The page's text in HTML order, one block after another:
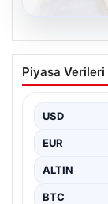
Adresi
kurması
Piyasa Verileri
USD
EUR
ALTIN
BTC